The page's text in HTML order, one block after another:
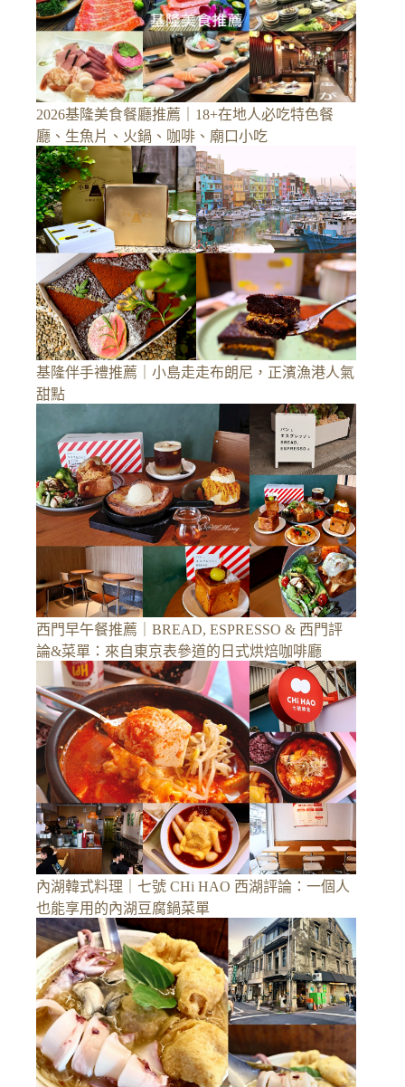
2026基隆美食餐廳推薦｜18+在地人必吃特色餐
廳、生魚片、火鍋、咖啡、廟口小吃
基隆伴手禮推薦｜小島走走布朗尼，正濱漁港人氣
甜點
西門早午餐推薦｜BREAD, ESPRESSO & 西門評
論&菜單：來自東京表參道的日式烘焙咖啡廳
內湖韓式料理｜七號 CHi HAO 西湖評論：一個人
也能享用的內湖豆腐鍋菜單